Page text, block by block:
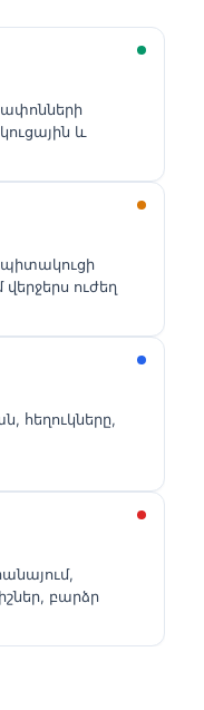
և
ուժեղ
հեղուկները,
բարձր